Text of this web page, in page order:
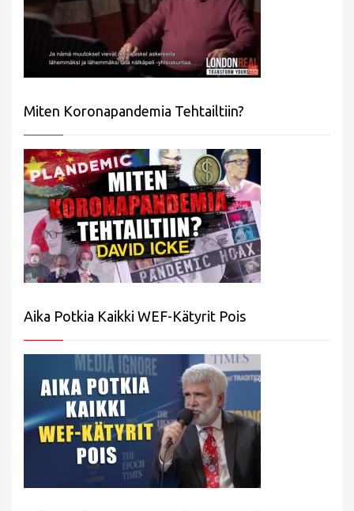
Miten Koronapandemia Tehtailtiin?
Aika Potkia Kaikki WEF-Kätyrit Pois